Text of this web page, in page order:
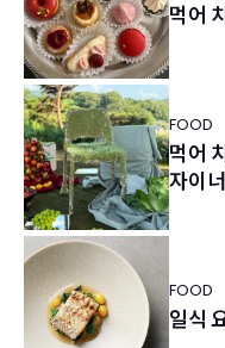
먹어
FOOD
먹어
자이
FOOD
일식